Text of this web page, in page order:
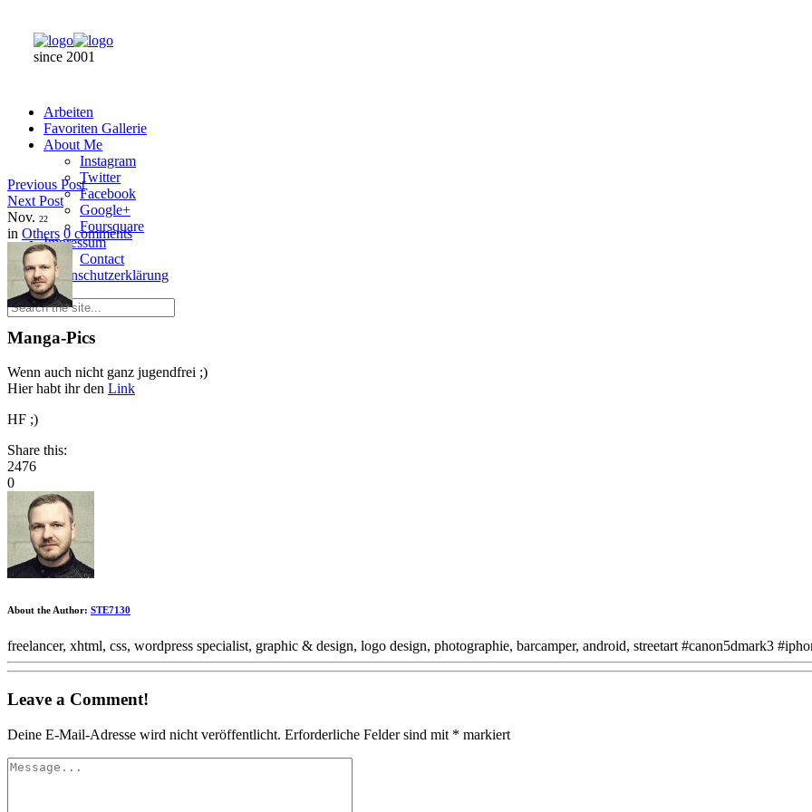
since 2001
Arbeiten
Favoriten Gallerie
About Me
Instagram
Twitter
Facebook
Google+
Foursquare
Impressum
Contact
Datenschutzerklärung
Previous Post
Next Post
Nov. 22
in Others 0 comments
Manga-Pics
Wenn auch nicht ganz jugendfrei ;)
Hier habt ihr den Link
HF ;)
Share this:
2476
0
About the Author: STE7130
freelancer, xhtml, css, wordpress specialist, graphic & design, logo design, photographie, barcamper, android, streetart #canon5dmark3
Leave a Comment!
Deine E-Mail-Adresse wird nicht veröffentlicht. Erforderliche Felder sind mit * markiert